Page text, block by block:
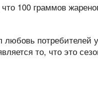
100 граммов
потребителей
то, что это